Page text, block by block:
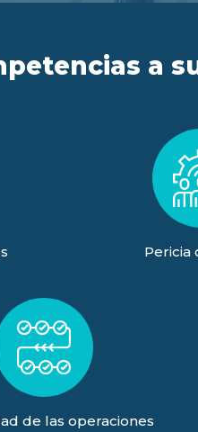
a
Pericia
de las operaciones